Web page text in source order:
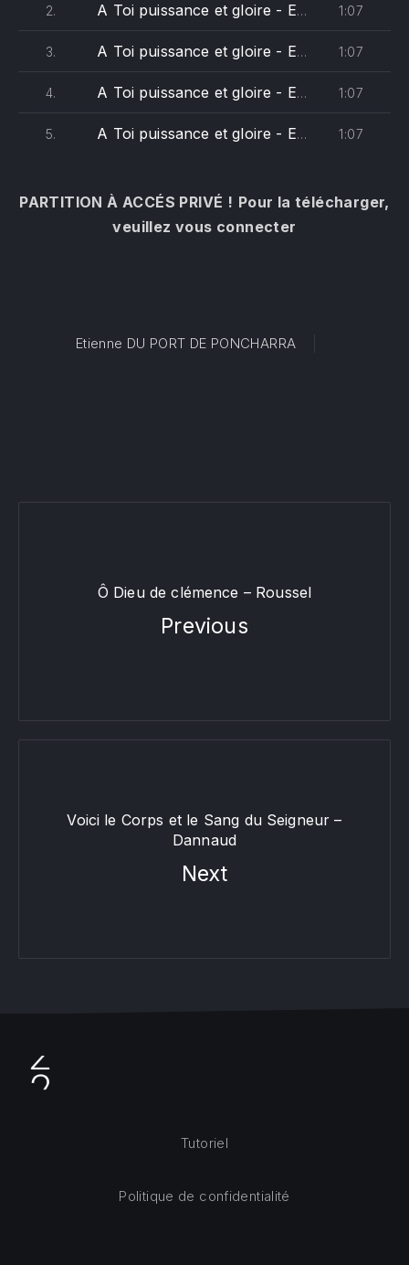
2. A Toi puissance et gloire - Emmanuel-Soprano 1:07
3. A Toi puissance et gloire - Emmanuel-Alto 1:07
4. A Toi puissance et gloire - Emmanuel-Ténor 1:07
5. A Toi puissance et gloire - Emmanuel-Basse 1:07
PARTITION À ACCÉS PRIVÉ ! Pour la télécharger,
veuillez vous connecter
Etienne DU PORT DE PONCHARRA
Ô Dieu de clémence – Roussel
Previous
Voici le Corps et le Sang du Seigneur –
Dannaud
Next
Tutoriel
Politique de confidentialité